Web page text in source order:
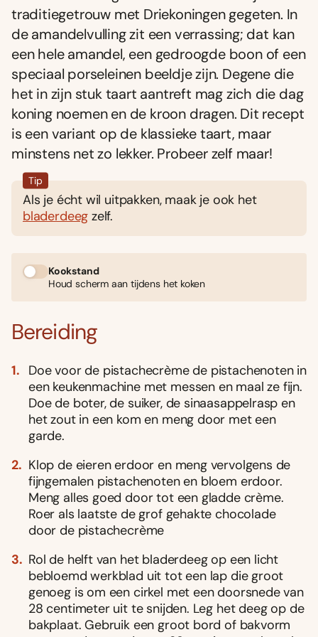
traditiegetrouw met Driekoningen gegeten. In
de amandelvulling zit een verrassing; dat kan
een hele amandel, een gedroogde boon of een
speciaal porseleinen beeldje zijn. Degene die
het in zijn stuk taart aantreft mag zich die dag
koning noemen en de kroon dragen. Dit recept
is een variant op de klassieke taart, maar
minstens net zo lekker. Probeer zelf maar!
Tip
Als je écht wil uitpakken, maak je ook het
bladerdeeg zelf.
Kookstand
Houd scherm aan tijdens het koken
Bereiding
Doe voor de pistachecrème de pistachenoten in
een keukenmachine met messen en maal ze fijn.
Doe de boter, de suiker, de sinaasappelrasp en
het zout in een kom en meng door met een
garde.
Klop de eieren erdoor en meng vervolgens de
fijngemalen pistachenoten en bloem erdoor.
Meng alles goed door tot een gladde crème.
Roer als laatste de grof gehakte chocolade
door de pistachecrème
Rol de helft van het bladerdeeg op een licht
bebloemd werkblad uit tot een lap die groot
genoeg is om een cirkel met een doorsnede van
28 centimeter uit te snijden. Leg het deeg op de
bakplaat. Gebruik een groot bord of bakvorm